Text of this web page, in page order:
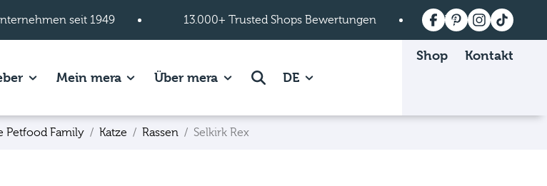
seit 1949 13.000+ Trusted Shops Bewertungen Versandkostenfrei
page.of Katzenfutter page.
Show subpages of Ratgeber page.
Mein meraShow subpages of Mein mera page.
Über meraShow subpages of Über mera page.
Suche DE
Shop Kontakt
Petfood Family Katze Rassen Selkirk Rex